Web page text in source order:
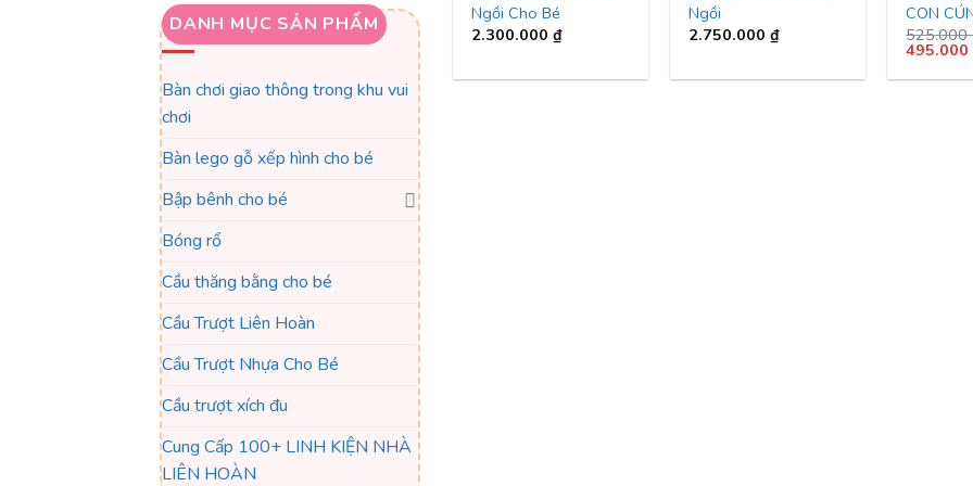
DANH MỤC SẢN PHẨM
Bàn chơi giao thông trong khu vui
chơi
Bàn lego gỗ xếp hình cho bé
Bập bênh cho bé
Bóng rổ
Cầu thăng bằng cho bé
Cầu Trượt Liên Hoàn
Cầu Trượt Nhựa Cho Bé
Cầu trượt xích đu
Cung Cấp 100+ LINH KIỆN NHÀ
LIÊN HOÀN
Ngồi Cho Bé
2.300.000₫
Ngồi
2.750.000₫
CON
525.000
Giá
là:
495.000